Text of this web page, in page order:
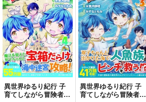
異世界ゆるり紀行 子
育てしながら冒険者し
異世界ゆるり紀行 子
育てしながら冒険者し